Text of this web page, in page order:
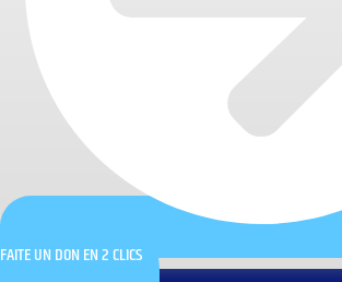
FAITE UN DON EN 2 CLICS